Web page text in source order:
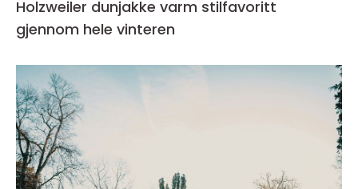
Holzweiler dunjakke varm stilfavoritt
gjennom hele vinteren